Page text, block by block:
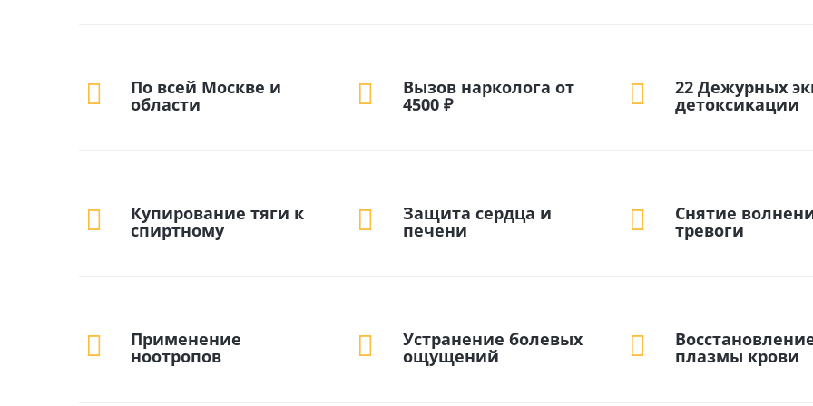
По всей Москве и
области
Вызов нарколога от
4500 ₽
22 Дежурных
детоксикации
Купирование тяги к
спиртному
Защита сердца и
печени
Снятие
тревоги
Применение
ноотропов
Устранение болевых
ощущений плазмы крови